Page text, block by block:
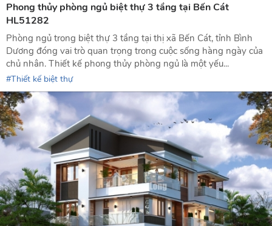
Phong thủy phòng ngủ biệt thự 3 tầng tại Bến Cát
HL51282
Phòng ngủ trong biệt thự 3 tầng tại thị xã Bến Cát, tỉnh Bình
Dương đóng vai trò quan trọng trong cuộc sống hàng ngày của
chủ nhân. Thiết kế phong thủy phòng ngủ là một yếu...
Thiết kế biệt thự